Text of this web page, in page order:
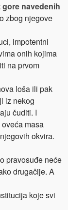
navedenih
zbog njegove
impotentni
onih kojima
na prvom
loša ili pak
iz nekog
čuditi. I
masa
okvira.
pravosuđe neće
drugačije. A
koje svi